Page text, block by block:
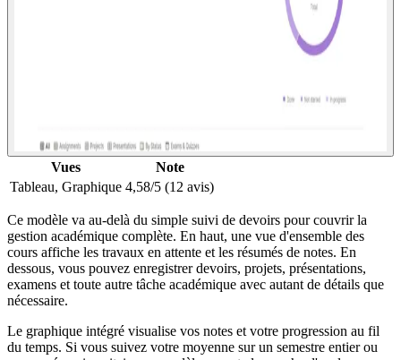
Vues
Note
Tableau, Graphique 4,58/5 (12 avis)
Ce modèle va au-delà du simple suivi de devoirs pour couvrir la
gestion académique complète. En haut, une vue d'ensemble des
cours affiche les travaux en attente et les résumés de notes. En
dessous, vous pouvez enregistrer devoirs, projets, présentations,
examens et toute autre tâche académique avec autant de détails que
nécessaire.
Le graphique intégré visualise vos notes et votre progression au fil
du temps. Si vous suivez votre moyenne sur un semestre entier ou